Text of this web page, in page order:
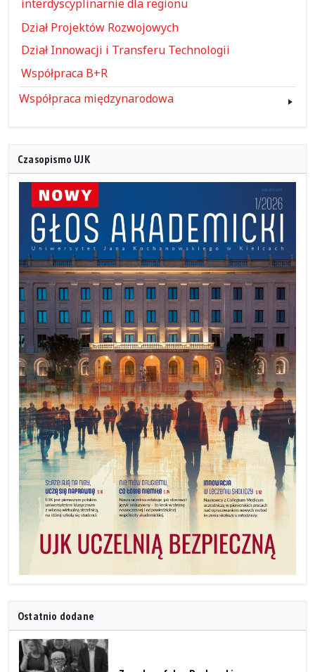
interdyscyplinarnie dla regionu
Dział Projektów Rozwojowych
Dział Innowacji i Transferu Technologii
Współpraca B+R
Współpraca międzynarodowa
Czasopismo UJK
Ostatnio dodane